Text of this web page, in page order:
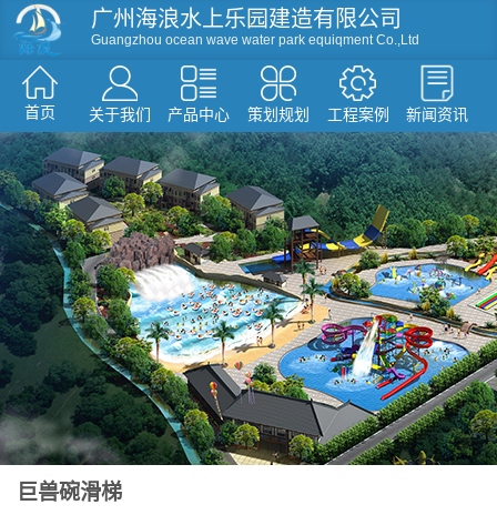
广州海浪水上乐园建造有限公司
Guangzhou ocean wave water park equiqment Co.,Ltd
首页 关于我们 产品中心 策划规划 工程案例 新闻资讯
资讯
滑梯系列 人工造浪 戏水小品
水屋水寨
环流河设备
温泉水疗设备
游泳池设备
假山造型仿真树
巨兽碗滑梯